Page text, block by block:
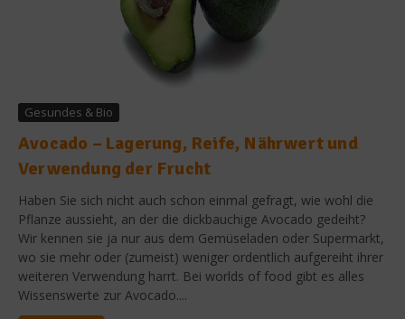
Gesundes & Bio
Avocado – Lagerung, Reife, Nährwert und
Verwendung der Frucht
Haben Sie sich nicht auch schon einmal gefragt, wie wohl die
Pflanze aussieht, an der die dickbauchige Avocado gedeiht?
Wir kennen sie ja nur aus dem Gemüseladen oder Supermarkt,
wo sie mehr oder (zumeist) weniger ordentlich aufgereiht ihrer
weiteren Verwendung harrt. Bei worlds of food gibt es alles
Wissenswerte zur Avocado....